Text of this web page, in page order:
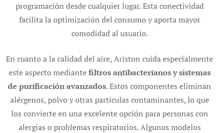
programación desde cualquier lugar. Esta conectividad
facilita la optimización del consumo y aporta mayor
comodidad al usuario.
En cuanto a la calidad del aire, Ariston cuida especialmente
este aspecto mediantefiltros antibacterianos y sistemas
de purificación avanzados. Estos componentes eliminan
alérgenos, polvo y otras partículas contaminantes, lo que
los convierte en una excelente opción para personas con
alergias o problemas respiratorios. Algunos modelos